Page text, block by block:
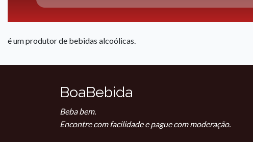
é um produtor de bebidas alcoólicas.
BoaBebida
Beba bem.
Encontre com facilidade e pague com moderação.